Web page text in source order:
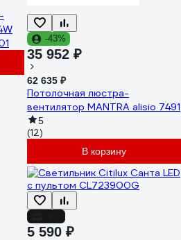
-43%
35 952 ₽
62 635 ₽
Потолочная люстра-
вентилятор MANTRA alisio 7491
5
(12)
В корзину
5 590 ₽